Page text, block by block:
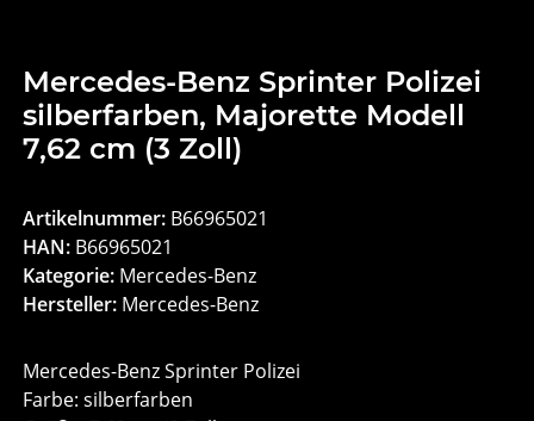
Mercedes-Benz Sprinter Polizei
silberfarben, Majorette Modell
7,62 cm (3 Zoll)
Artikelnummer: B66965021
HAN: B66965021
Kategorie: Mercedes-Benz
Hersteller: Mercedes-Benz
Mercedes-Benz Sprinter Polizei
Farbe: silberfarben